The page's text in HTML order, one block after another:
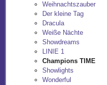
Weihnachtszauber
Der kleine Tag
Dracula
Weiße Nächte
Showdreams
LINIE 1
Champions TIME
Showlights
Wonderful